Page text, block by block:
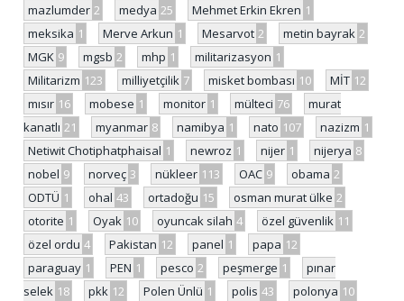
mazlumder 2 medya 25 Mehmet Erkin Ekren 1
meksika 1 Merve Arkun 1 Mesarvot 2 metin bayrak 2
MGK 9 mgsb 2 mhp 1 militarizasyon 1
Militarizm 123 milliyetçilik 7 misket bombası 10 MİT 12
mısır 16 mobese 1 monitor 1 mülteci 76
murat
kanatlı 21 myanmar 8 namibya 1 nato 107 nazizm 1
Netiwit Chotiphatphaisal 1 newroz 1 nijer 1 nijerya 8
nobel 9 norveç 3 nükleer 113 OAC 9 obama 2
ODTÜ 1 ohal 43 ortadoğu 15 osman murat ülke 2
otorite 1 Oyak 10 oyuncak silah 4 özel güvenlik 11
özel ordu 4 Pakistan 12 panel 1 papa 12
paraguay 1 PEN 1 pesco 2 peşmerge 1
pınar
selek 18 pkk 12 Polen Ünlü 1 polis 43 polonya 10